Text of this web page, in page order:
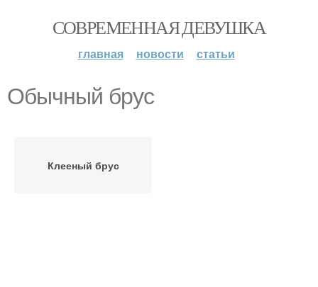
СОВРЕМЕННАЯ ДЕВУШКА
главная новости статьи
Обычный брус
Клееный брус